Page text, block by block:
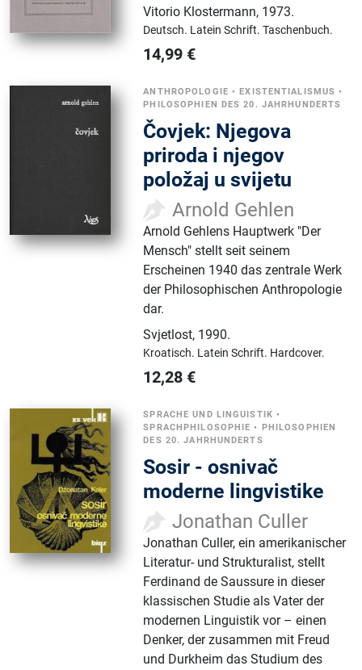
Vitorio Klostermann, 1973.
Deutsch. Latein Schrift.Taschenbuch.
14,99 €
ANTHROPOLOGIE • EXISTENTIALISMUS •
PHILOSOPHIEN DES 20. JAHRHUNDERTS
Čovjek: Njegova
priroda i njegov
položaj u svijetu
Arnold Gehlen
Arnold Gehlens Hauptwerk "Der
Mensch" stellt seit seinem
Erscheinen 1940 das zentrale Werk
der Philosophischen Anthropologie
dar.
Svjetlost, 1990.
Kroatisch. Latein Schrift. Hardcover.
12,28 €
SPRACHE UND LINGUISTIK •
SPRACHPHILOSOPHIE •
PHILOSOPHIEN
DES 20. JAHRHUNDERTS
Sosir - osnivač
moderne lingvistike
Jonathan Culler
Jonathan Culler, ein amerikanischer
Literatur- und Strukturalist, stellt
Ferdinand de Saussure in dieser
klassischen Studie als Vater der
modernen Linguistik vor – einen
Denker, der zusammen mit Freud
und Durkheim das Studium des